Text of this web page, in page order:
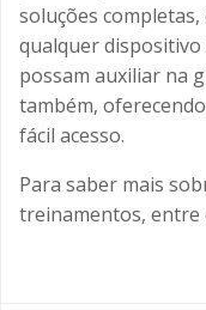
soluções
qualquer
possam auxiliar na
também,
fácil acesso.
Para saber mais
treinamentos, entre